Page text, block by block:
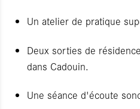
Un atelier de pratique
Deux sorties de
dans Cadouin.
Une séance d'écoute